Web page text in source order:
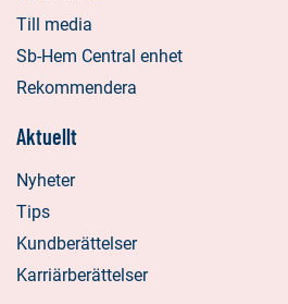
Till media
Sb-Hem Central enhet
Rekommendera
Aktuellt
Nyheter
Tips
Kundberättelser
Karriärberättelser